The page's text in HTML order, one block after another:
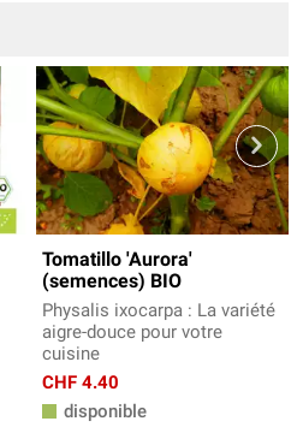
Tomatillo 'Aurora'
(semences) BIO
Physalis ixocarpa : La variété
aigre-douce pour votre
cuisine
CHF 4.40
disponible